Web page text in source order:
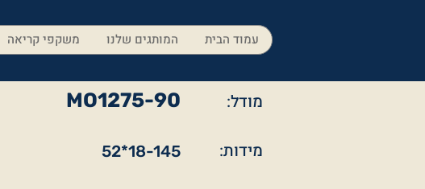
עמוד הבית המותגים שלנו משקפי קריאה
MO1275-90 מודל:
52*18-145 מידות: